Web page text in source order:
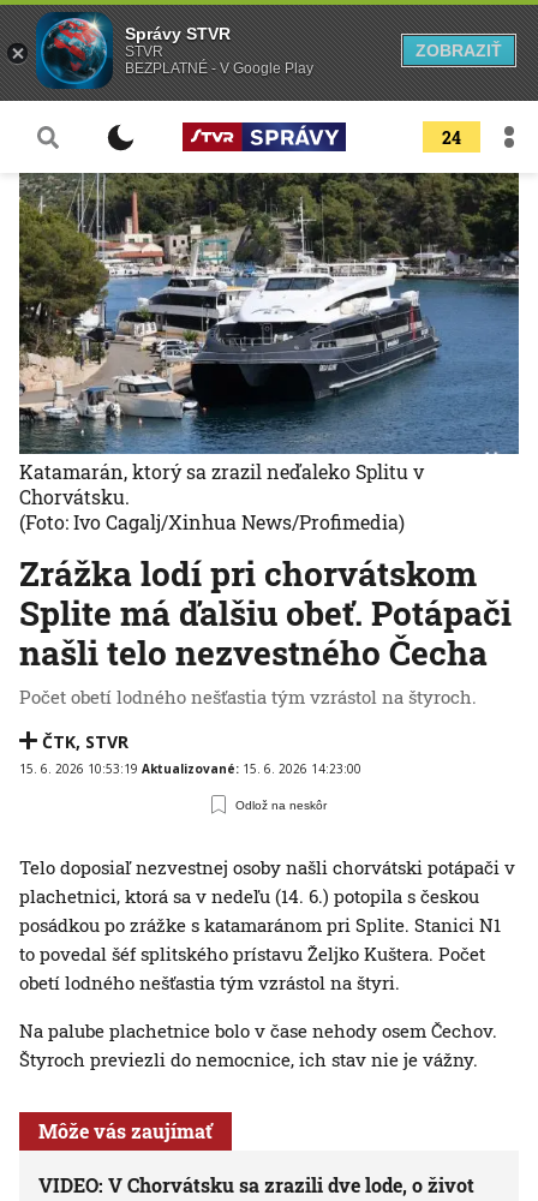
24
Zrážka lodí pri chorvátskom
Splite má ďalšiu obeť. Potápači
našli telo nezvestného Čecha
Počet obetí lodného nešťastia tým vzrástol na štyroch.
ČTK, STVR
15. 6. 2026 10:53:19 Aktualizované: 15. 6. 2026 14:23:00
Odlož na neskôr
Katamarán, ktorý sa zrazil neďaleko Splitu v
Chorvátsku.
(Foto: Ivo Cagalj/Xinhua News/Profimedia)
Telo doposiaľ nezvestnej osoby našli chorvátski potápači v
plachetnici, ktorá sa v nedeľu (14. 6.) potopila s českou
posádkou po zrážke s katamaránom pri Splite. Stanici N1
to povedal šéf splitského prístavu Željko Kuštera. Počet
obetí lodného nešťastia tým vzrástol na štyri.
Na palube plachetnice bolo v čase nehody osem Čechov.
Štyroch previezli do nemocnice, ich stav nie je vážny.
Môže vás zaujímať
VIDEO: V Chorvátsku sa zrazili dve lode, o život
Správy STVR
STVR
BEZPLATNÉ - V Google Play
ZOBRAZIŤ